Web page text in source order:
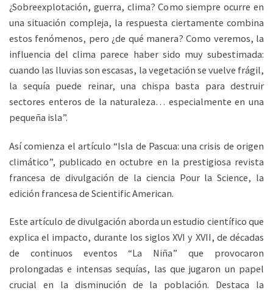
¿Sobreexplotación, guerra, clima? Como siempre ocurre en
una situación compleja, la respuesta ciertamente combina
estos fenómenos, pero ¿de qué manera? Como veremos, la
influencia del clima parece haber sido muy subestimada:
cuando las lluvias son escasas, la vegetación se vuelve frágil,
la sequía puede reinar, una chispa basta para destruir
sectores enteros de la naturaleza… especialmente en una
pequeña isla”.
Así comienza el artículo “Isla de Pascua: una crisis de origen
climático”, publicado en octubre en la prestigiosa revista
francesa de divulgación de la ciencia Pour la Science, la
edición francesa de Scientific American.
Este artículo de divulgación aborda un estudio científico que
explica el impacto, durante los siglos XVI y XVII, de décadas
de continuos eventos “La Niña” que provocaron
prolongadas e intensas sequías, las que jugaron un papel
crucial en la disminución de la población. Destaca la